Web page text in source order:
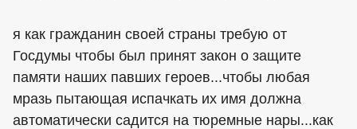
я как гражданин своей страны требую от
Госдумы чтобы был принят закон о защите
памяти наших павших героев...чтобы любая
мразь пытающая испачкать их имя должна
автоматически садится на тюремные нары...как